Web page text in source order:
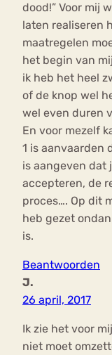
dood!” Voor mij
laten realiseren
maatregelen
het begin van
ik heb het heel
of de knop wel
wel even duren
En voor mezelf
1 is aanvaarden
is aangeven dat
accepteren, de
proces…. Op dit
heb gezet
is.
Beantwoorden
J.
26 april, 2017
Ik zie het voor
niet moet